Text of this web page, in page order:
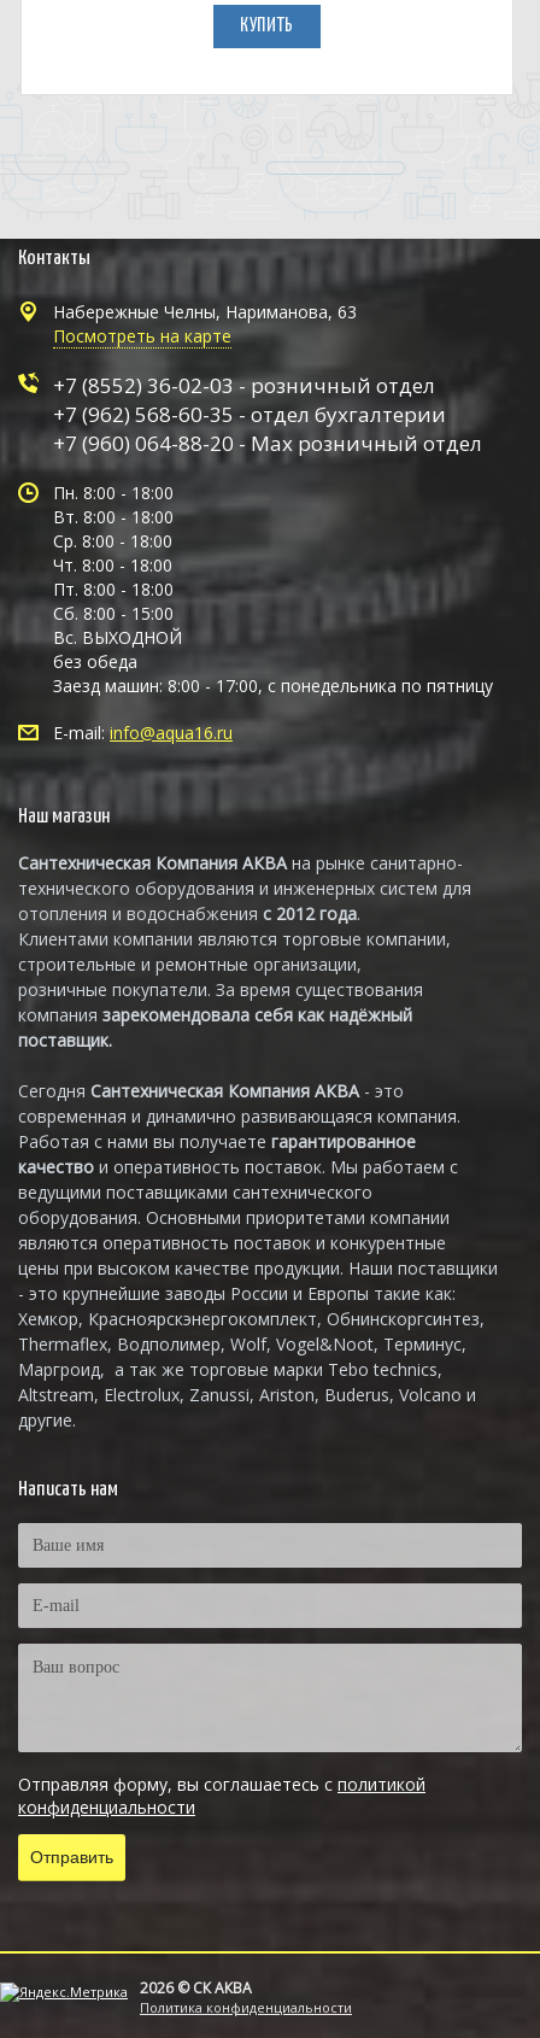
КУПИТЬ
Контакты
Набережные Челны, Нариманова, 63
Посмотреть на карте
+7 (8552) 36-02-03 - розничный отдел
+7 (962) 568-60-35 - отдел бухгалтерии
+7 (960) 064-88-20 - Max розничный отдел
Пн. 8:00 - 18:00
Вт. 8:00 - 18:00
Ср. 8:00 - 18:00
Чт. 8:00 - 18:00
Пт. 8:00 - 18:00
Сб. 8:00 - 15:00
Вс. ВЫХОДНОЙ
без обеда
Заезд машин: 8:00 - 17:00, с понедельника по пятницу
E-mail: info@aqua16.ru
Наш магазин
Сантехническая Компания АКВАна рынке санитарно-
технического оборудования и инженерных систем для
отопления и водоснабжения с 2012 года.
Клиентами компании являются торговые компании,
строительные и ремонтные организации,
розничные покупатели. За время существования
компания зарекомендовала себя как надёжный
поставщик.
Сегодня Сантехническая Компания АКВА - это
современная и динамично развивающаяся компания.
Работая с нами вы получаете гарантированное
качество и оперативность поставок. Мы работаем с
ведущими поставщиками сантехнического
оборудования. Основными приоритетами компании
являются оперативность поставок и конкурентные
цены при высоком качестве продукции. Наши поставщики
- это крупнейшие заводы России и Европы такие как:
Хемкор, Красноярскэнергокомплект, Обнинскоргсинтез,
Thermaflex, Водполимер, Wolf, Vogel&Noot, Терминус,
Маргроид, а так же торговые марки Tebo technics,
Altstream, Electrolux, Zanussi, Ariston, Buderus, Volcano и
другие.
Написать нам
Отправляя форму, вы соглашаетесь с политикой
конфиденциальности
2026 © СК АКВА
Политика конфиденциальности